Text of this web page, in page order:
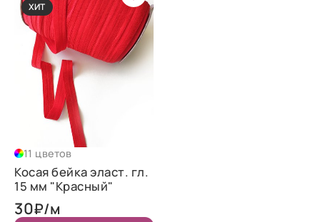
ХИТ
11 цветов
Косая бейка эласт. гл.
15 мм "Красный"
30₽/м